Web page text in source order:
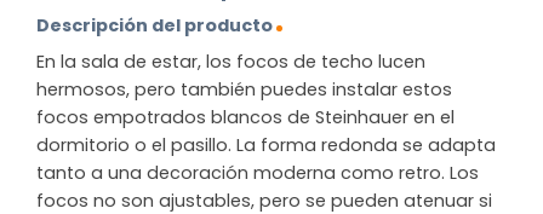
Descripción del producto
En la sala de estar, los focos de techo lucen
hermosos, pero también puedes instalar estos
focos empotrados blancos de Steinhauer en el
dormitorio o el pasillo. La forma redonda se adapta
tanto a una decoración moderna como retro. Los
focos no son ajustables, pero se pueden atenuar si